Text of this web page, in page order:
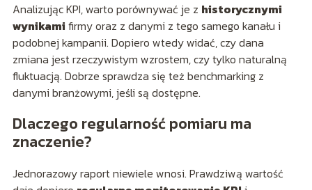
Analizując KPI, warto porównywać je z historycznymi
wynikami firmy oraz z danymi z tego samego kanału i
podobnej kampanii. Dopiero wtedy widać, czy dana
zmiana jest rzeczywistym wzrostem, czy tylko naturalną
fluktuacją. Dobrze sprawdza się też benchmarking z
danymi branżowymi, jeśli są dostępne.
Dlaczego regularność pomiaru ma
znaczenie?
Jednorazowy raport niewiele wnosi. Prawdziwą wartość